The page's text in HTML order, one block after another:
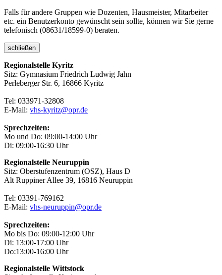
Falls für andere Gruppen wie Dozenten, Hausmeister, Mitarbeiter
etc. ein Benutzerkonto gewünscht sein sollte, können wir Sie gerne
telefonisch (08631/18599-0) beraten.
schließen
Regionalstelle Kyritz
Sitz: Gymnasium Friedrich Ludwig Jahn
Perleberger Str. 6, 16866 Kyritz
Tel: 033971-32808
E-Mail: vhs-kyritz@opr.de
Sprechzeiten:
Mo und Do: 09:00-14:00 Uhr
Di: 09:00-16:30 Uhr
Regionalstelle Neuruppin
Sitz: Oberstufenzentrum (OSZ), Haus D
Alt Ruppiner Allee 39, 16816 Neuruppin
Tel: 03391-769162
E-Mail: vhs-neuruppin@opr.de
Sprechzeiten:
Mo bis Do: 09:00-12:00 Uhr
Di: 13:00-17:00 Uhr
Do:13:00-16:00 Uhr
Regionalstelle Wittstock